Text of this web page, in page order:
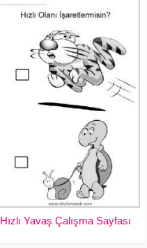
Hızlı Yavaş Çalışma Sayfası